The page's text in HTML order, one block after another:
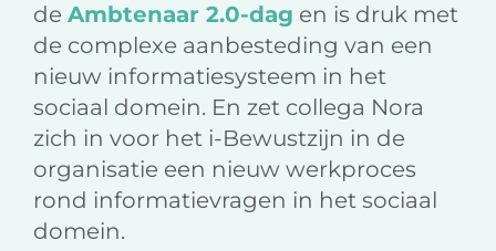
de Ambtenaar 2.0-dag en is druk met
de complexe aanbesteding van een
nieuw informatiesysteem in het
sociaal domein. En zet collega Nora
zich in voor het i-Bewustzijn in de
organisatie een nieuw werkproces
rond informatievragen in het sociaal
domein.